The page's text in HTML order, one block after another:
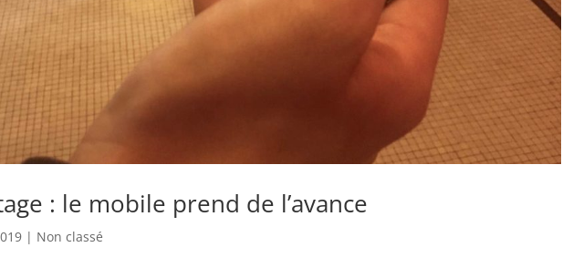
: le mobile prend de l’avance
| Non classé